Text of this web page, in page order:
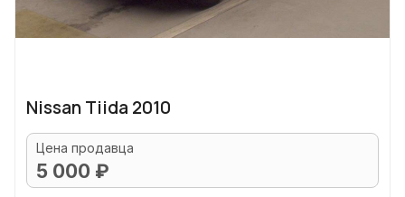
Nissan Tiida 2010
Цена продавца
5 000 ₽